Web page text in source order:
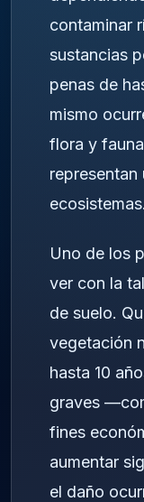
contaminar
sustancias
penas de
mismo
flora y
representan
ecosistemas.
Uno de los
ver con la
de suelo.
vegetación
hasta 10
graves
fines
aumentar
el daño